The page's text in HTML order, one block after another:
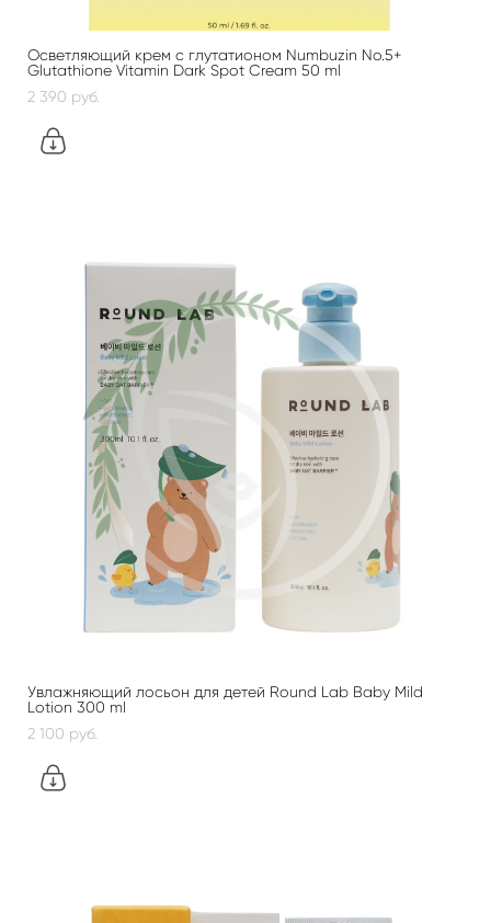
Осветляющий крем с глутатионом Numbuzin No.5+
Glutathione Vitamin Dark Spot Cream 50 ml
2 390 pуб.
Увлажняющий лосьон для детей Round Lab Baby Mild
Lotion 300 ml
2 100 pуб.